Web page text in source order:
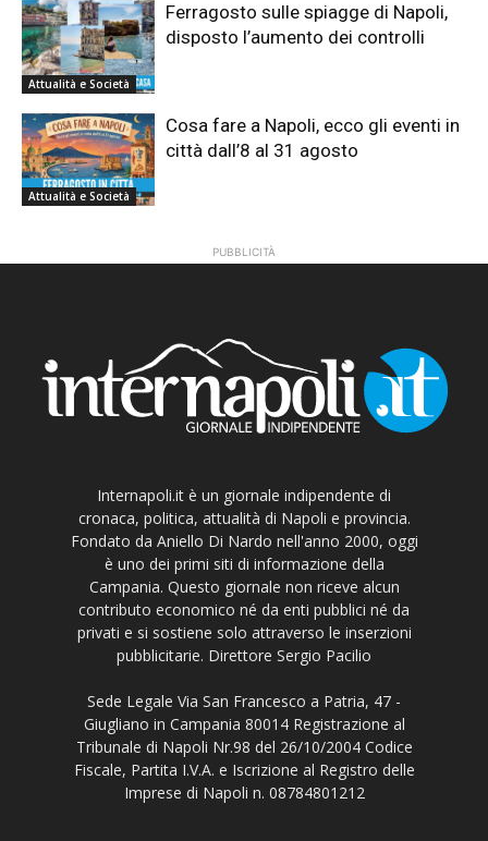
Attualità e Società
Ferragosto sulle spiagge di Napoli,
disposto l’aumento dei controlli
Attualità e Società
Cosa fare a Napoli, ecco gli eventi in
città dall’8 al 31 agosto
PUBBLICITÀ
Internapoli.it è un giornale indipendente di
cronaca, politica, attualità di Napoli e provincia.
Fondato da Aniello Di Nardo nell'anno 2000, oggi
è uno dei primi siti di informazione della
Campania. Questo giornale non riceve alcun
contributo economico né da enti pubblici né da
privati e si sostiene solo attraverso le inserzioni
pubblicitarie. Direttore Sergio Pacilio
Sede Legale Via San Francesco a Patria, 47 -
Giugliano in Campania 80014 Registrazione al
Tribunale di Napoli Nr.98 del 26/10/2004 Codice
Fiscale, Partita I.V.A. e Iscrizione al Registro delle
Imprese di Napoli n. 08784801212